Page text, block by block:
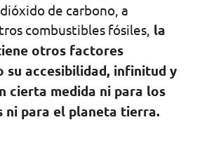
de carbono, a
combustibles fósiles, la
otros factores
su accesibilidad, infinitud y
cierta medida ni para los
ni para el planeta tierra.